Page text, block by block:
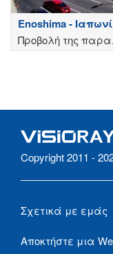
Enoshima -
Προβολή της
Copyright 2011 -
Σχετικά με εμάς
Αποκτήστε μια